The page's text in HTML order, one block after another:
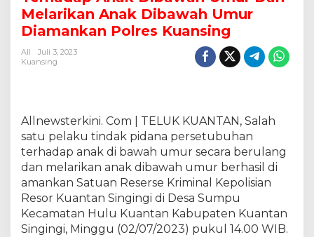
k
T
P
i
d
a
n
P
e
Melarikan Anak Dibawah Umur
Diamankan Polres Kuansing
All
Juli 3, 2023
Kuansing
Allnewsterkini. Com | TELUK KUANTAN, Salah
satu pelaku tindak pidana persetubuhan
terhadap anak di bawah umur secara berulang
dan melarikan anak dibawah umur berhasil di
amankan Satuan Reserse Kriminal Kepolisian
Resor Kuantan Singingi di Desa Sumpu
Kecamatan Hulu Kuantan Kabupaten Kuantan
Singingi, Minggu (02/07/2023) pukul 14.00 WIB.